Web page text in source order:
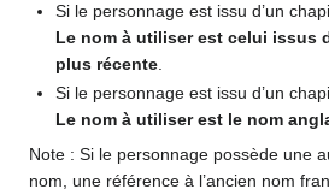
Si le personnage est issu d’un
Le nom à utiliser est celui issus
plus récente.
Si le personnage est issu d’un
Le nom à utiliser est le nom
Note : Si le personnage possède une
nom, une référence à l’ancien nom